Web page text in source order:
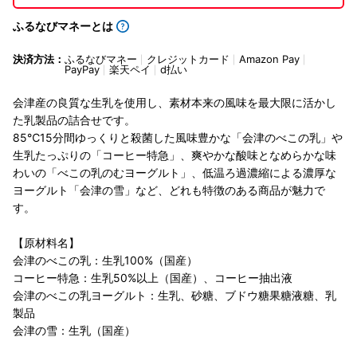
ふるなびマネーとは
決済方法： ふるなびマネー クレジットカード
Amazon Pay
PayPay
楽天ペイ d払い
会津産の良質な生乳を使用し、素材本来の風味を最大限に活かし
た乳製品の詰合せです。
85℃15分間ゆっくりと殺菌した風味豊かな「会津のべこの乳」や
生乳たっぷりの「コーヒー特急」、爽やかな酸味となめらかな味
わいの「べこの乳のむヨーグルト」、低温ろ過濃縮による濃厚な
ヨーグルト「会津の雪」など、どれも特徴のある商品が魅力で
す。
【原材料名】
会津のべこの乳：生乳100%（国産）
コーヒー特急：生乳50%以上（国産）、コーヒー抽出液
会津のべこの乳ヨーグルト：生乳、砂糖、ブドウ糖果糖液糖、乳
製品
会津の雪：生乳（国産）